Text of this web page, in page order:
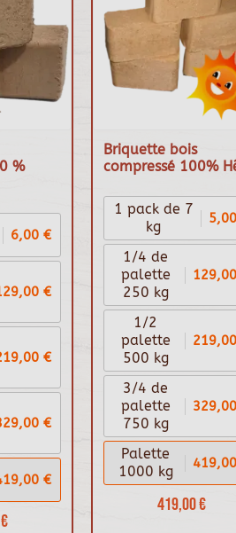
%
6,00 €
€
€
€
€
Briquette bois
compressé 100%
419,00 €
1 pack de 7
kg
1/4 de
palette
250 kg
1/2
palette
500 kg
3/4 de
palette
750 kg
Palette
1000 kg